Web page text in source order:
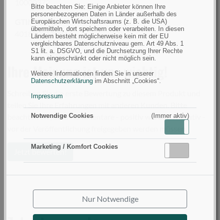
Bitte beachten Sie: Einige Anbieter können Ihre
personenbezogenen Daten in Länder außerhalb des
Europäischen Wirtschaftsraums (z. B. die USA)
übermitteln, dort speichern oder verarbeiten. In diesen
Ländern besteht möglicherweise kein mit der EU
vergleichbares Datenschutzniveau gem. Art 49 Abs. 1
S1 lit. a. DSGVO, und die Durchsetzung Ihrer Rechte
kann eingeschränkt oder nicht möglich sein.
Weitere Informationen finden Sie in unserer
Datenschutzerklärung im Abschnitt „Cookies“.
Impressum
Notwendige Cookies (Immer aktiv)
Marketing / Komfort Cookies
Nur Notwendige
10000372
GTIN (EAN):
4018330110944
Ihre Meinung ist uns wichtig!
Schreiben Sie die erste Bewertung zu diesem Produkt und
beachten Sie, dass Kommentare - positiv wie auch negativ -
Jetzt bewerten!